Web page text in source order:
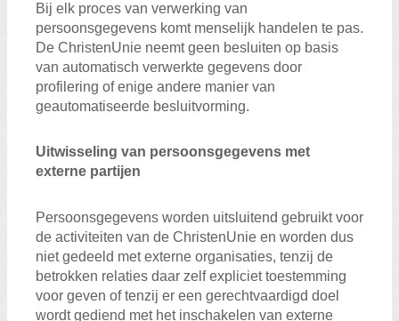
Bij elk proces van verwerking van
persoonsgegevens komt menselijk handelen te pas.
De ChristenUnie neemt geen besluiten op basis
van automatisch verwerkte gegevens door
profilering of enige andere manier van
geautomatiseerde besluitvorming.
Uitwisseling van persoonsgegevens met
externe partijen
Persoonsgegevens worden uitsluitend gebruikt voor
de activiteiten van de ChristenUnie en worden dus
niet gedeeld met externe organisaties, tenzij de
betrokken relaties daar zelf expliciet toestemming
voor geven of tenzij er een gerechtvaardigd doel
wordt gediend met het inschakelen van externe